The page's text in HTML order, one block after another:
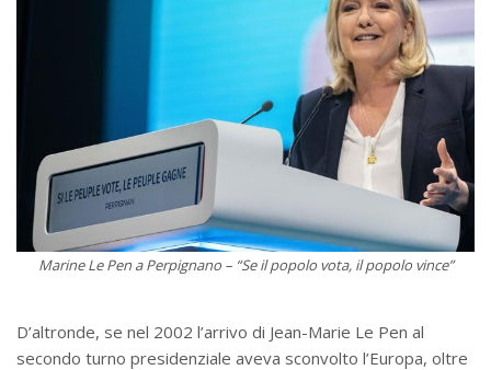
Marine Le Pen a Perpignano – “Se il popolo vota, il popolo vince”
D’altronde, se nel 2002 l’arrivo di Jean-Marie Le Pen al
secondo turno presidenziale aveva sconvolto l’Europa, oltre